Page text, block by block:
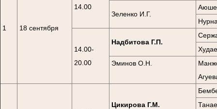
1 18 сентября
14.00
Зеленко И.Г.
14.00-
20.00
Надбитова Г.П.
Эминов О.Н.
Цикирова Г.М.